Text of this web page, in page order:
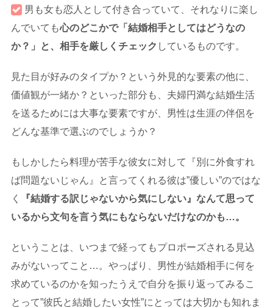
男も女も恋人として付き合っていて、それなりに楽し
んでいても心のどこかで「結婚相手としてはどうなの
か？」と、相手を厳しくチェック しているものです。
見た目が好みのタイプか？という外見的な要素の他に、
価値観が一緒か？といった部分も、夫婦円満な結婚生活
を送るためには大事な要素ですが、男性は生涯の伴侶を
どんな基準で選ぶのでしょうか？
もしかしたら料理が苦手な彼女に対して『別に外食すれ
ば問題ないじゃん』と言ってくれる彼は”優しい”のではな
く
『結婚する訳じゃないから気にしない』なんて思って
いるから文句を言う気にもならないだけなのかも…。
ということは、いつまで経ってもプロポーズされる見込
みがないってこと…。やっぱり、男性が結婚相手に何を
求めているのかを知ったうえで自分を振り返ってみるこ
とって”彼氏と結婚したい女性”にとっては大切かも知れま